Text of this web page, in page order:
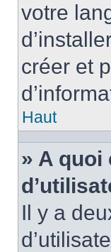
votre
créer et
Haut
» A
Il y a